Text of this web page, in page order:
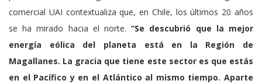
comercial UAI contextualiza que, en Chile, los últimos 20 años
se ha mirado hacia el norte.“Se descubrió que la mejor
energía eólica del planeta está en la Región de
Magallanes. La gracia que tiene este sector es que estás
en el Pacífico y en el Atlántico al mismo tiempo. Aparte